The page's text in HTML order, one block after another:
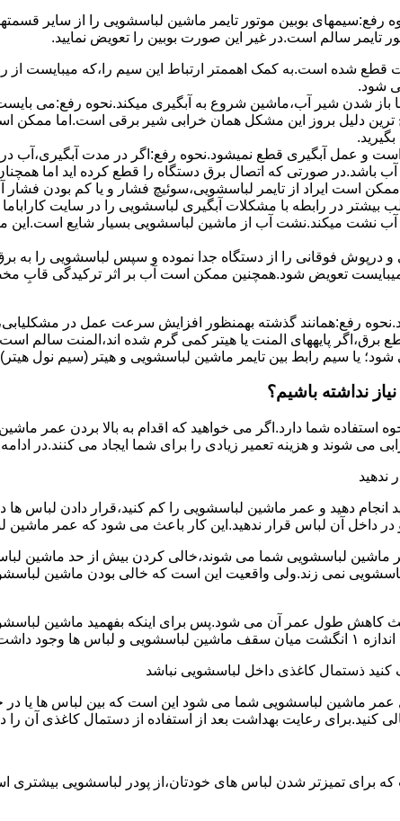
ﺳﺎﻟﻢ اﺳﺖ.در ﻏﯿﺮ اﯾﻦ ﺻﻮرت ﺑﻮﺑﯿﻦ را ﺗﻌﻮﯾﺾ ﻧﻤﺎﯾﯿﺪ.
ﻗﻄﻊ ﺷﺪه اﺳﺖ.به کمک اهممتر ارﺗﺒﺎط اﯾﻦ ﺳﯿﻢ را،ﮐﻪ میبایست
شود.
ﺑﺎز ﺷﺪن ﺷﯿﺮ آب،ﻣﺎﺷﯿﻦ ﺷﺮوع ﺑﻪ آﺑﮕﯿﺮی میکند.نحوه رﻓﻊ:می
ترین دلیل بروز این مشکل همان خرابی شیر برقی است.اما ممکن
اﺳﺖ و ﻋﻤﻞ آﺑﮕﯿﺮی ﻗﻄﻊ نمیشود.نحوه رﻓﻊ:اﮔﺮ در ﻣﺪت آﺑﮕﯿﺮی،آب
صورتی که اتصال برق دستگاه را قطع کرده اید اما
است ایراد از تایمر لباسشویی،سوئیچ فشار و یا کم بودن
در رابطه با مشکلات آبگیری لباسشویی را در سایت کاراباما
ﮐﺎر آب ﻧﺸﺖ میکند.نشت آب از ماشین لباسشویی بسیار شایع
و درپوش ﻓﻮﻗﺎﻧﯽ را از دستگاه ﺟﺪا ﻧﻤﻮده و ﺳﭙﺲ لباسشویی را
ﺗﻌﻮﯾﺾ شود.همچنین ﻣﻤﮑﻦ اﺳﺖ آب بر اثر ﺗﺮﮐﯿﺪﮔﯽ قابِ
از ﻗﻄﻊ ﺑﺮق،اﮔﺮ پایههای اﻟﻤﻨﺖ یا هیتر کمی ﮔﺮم ﺷﺪه اند،اﻟﻤﻨﺖ
ﯾﺎ ﺳﯿﻢ راﺑﻂ ﺑﯿﻦ ﺗﺎﯾﻤﺮ ماشین لباسشویی و ﻫﯿﺘﺮ (سیم ﻧﻮل
نداشته باشیم؟
استفاده شما دارد.اگر می خواهید که اقدام به بالا بردن عمر
زیادی را برای شما ایجاد می کنند.در ادامه ۵ راه حل برای بالا بردن عمر ماشین لباسشویی را ذکر می کنیم.
ندهید
انجام دهید و عمر ماشین لباسشویی را کم کنید،قرار دادن
لباسشویی شما می شوند،خالی کردن بیش از حد ماشین
نمی زند.ولی واقعیت این است که خالی بودن ماشین
کاهش طول عمر آن می شود.پس برای اینکه بفهمید ماشین
را پر کنید.
ذستمال کاغذی داخل لباسشویی نباشد
ماشین لباسشویی شما می شود این است که بین لباس ها یا در
کنید.برای رعایت بهداشت بعد از استفاده از دستمال کاغذی آن
برای تمیزتر شدن لباس های خودتان،از پودر لباسشویی